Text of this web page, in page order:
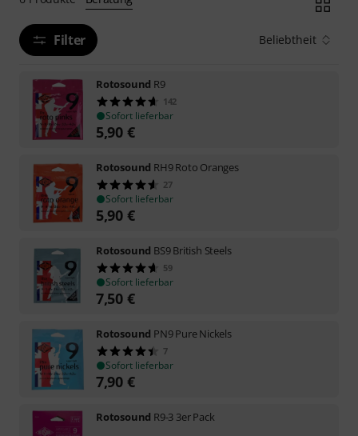
Filter Beliebtheit
Rotosound R9
142
Sofort lieferbar
5,90 €
Rotosound RH9 Roto Oranges
27
Sofort lieferbar
5,90 €
Rotosound BS9 British Steels
59
Sofort lieferbar
7,50 €
Rotosound PN9 Pure Nickels
7
Sofort lieferbar
7,90 €
Rotosound R9-3 3er Pack